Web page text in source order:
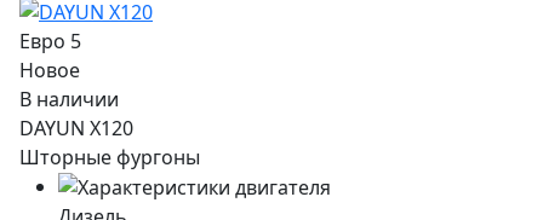
Евро 5
Новое
В наличии
DAYUN X120
Шторные фургоны